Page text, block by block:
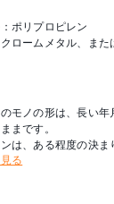
ポリプロピレン
ロームメタル、ま
モノの形は、長い
まです。
は、ある程度の決ま
ことしかできません。
形があまりにも当た
る